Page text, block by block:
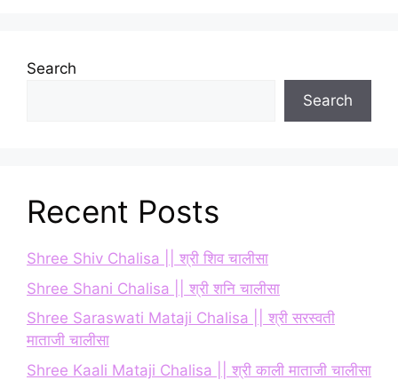
Search
Search
Recent Posts
Shree Shiv Chalisa || श्री शिव चालीसा
Shree Shani Chalisa || श्री शनि चालीसा
Shree Saraswati Mataji Chalisa || श्री सरस्वती
माताजी चालीसा
Shree Kaali Mataji Chalisa || श्री काली माताजी चालीसा